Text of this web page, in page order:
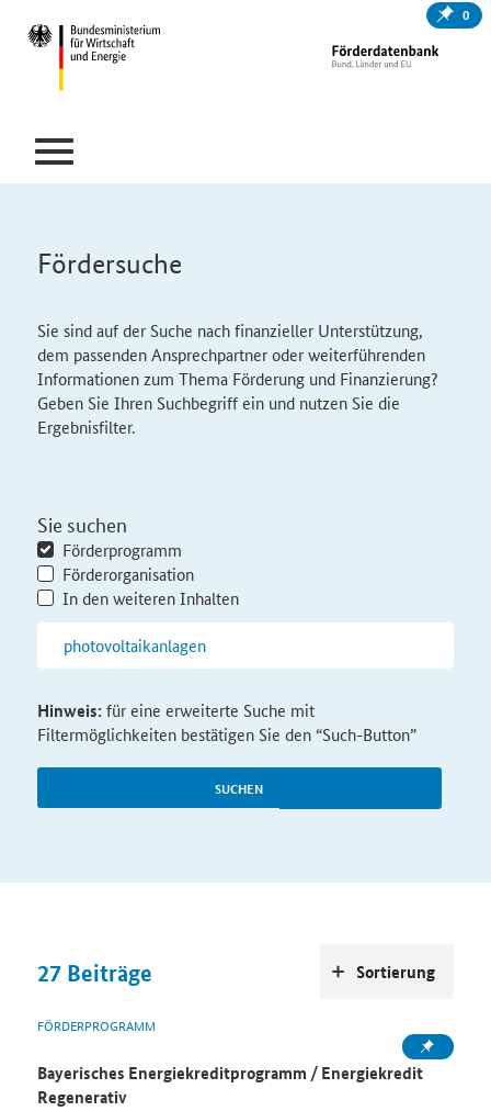
0
Fördersuche
Sie sind auf der Suche nach finanzieller Unterstützung,
dem passenden Ansprechpartner oder weiterführenden
Informationen zum Thema Förderung und Finanzierung?
Geben Sie Ihren Suchbegriff ein und nutzen Sie die
Ergebnisfilter.
Sie suchen
Förderprogramm
Förderorganisation
In den weiteren Inhalten
SUCHEN
Hinweis:für eine erweiterte Suche mit
Filtermöglichkeiten bestätigen Sie den “Such-Button”
27 Beiträge
FÖRDERPROGRAMM
Bayerisches Energiekreditprogramm / Energiekredit
Regenerativ
Sortierung